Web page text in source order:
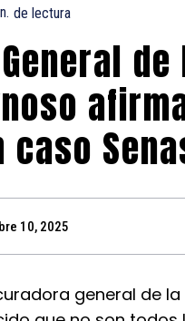
de lectura
10, 2025
general de